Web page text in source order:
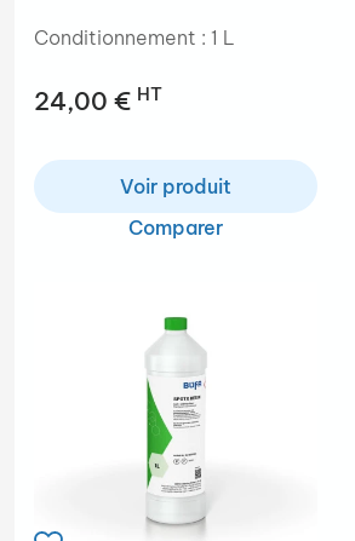
Conditionnement : 1 L
24,00 € HT
Voir produit
Comparer